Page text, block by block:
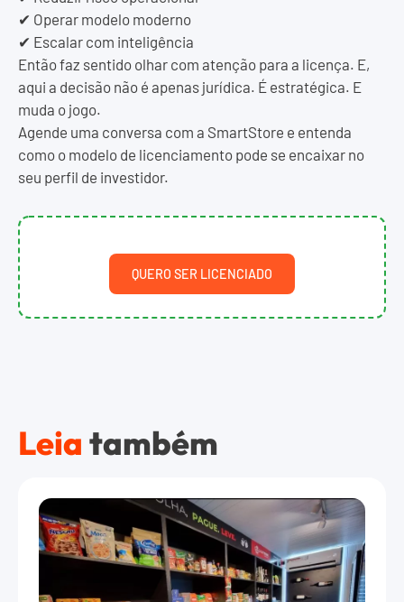
✔ Operar modelo moderno
✔ Escalar com inteligência
Então faz sentido olhar com atenção para a licença. E,
aqui a decisão não é apenas jurídica. É estratégica. E
muda o jogo.
Agende uma conversa com a SmartStore e entenda
como o modelo de licenciamento pode se encaixar no
seu perfil de investidor.
QUERO SER LICENCIADO
Leia também